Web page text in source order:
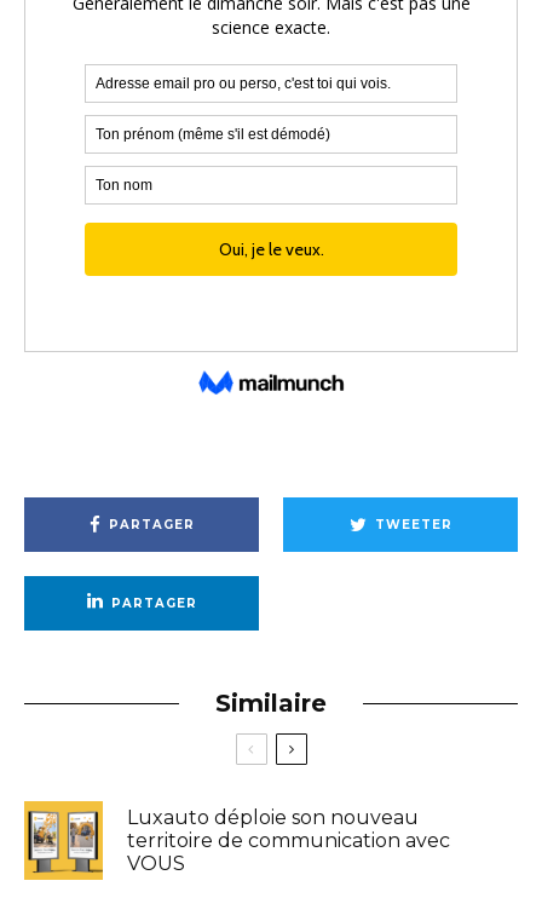
PARTAGER TWEETER
PARTAGER
Similaire
Luxauto déploie son nouveau
territoire de communication avec
VOUS